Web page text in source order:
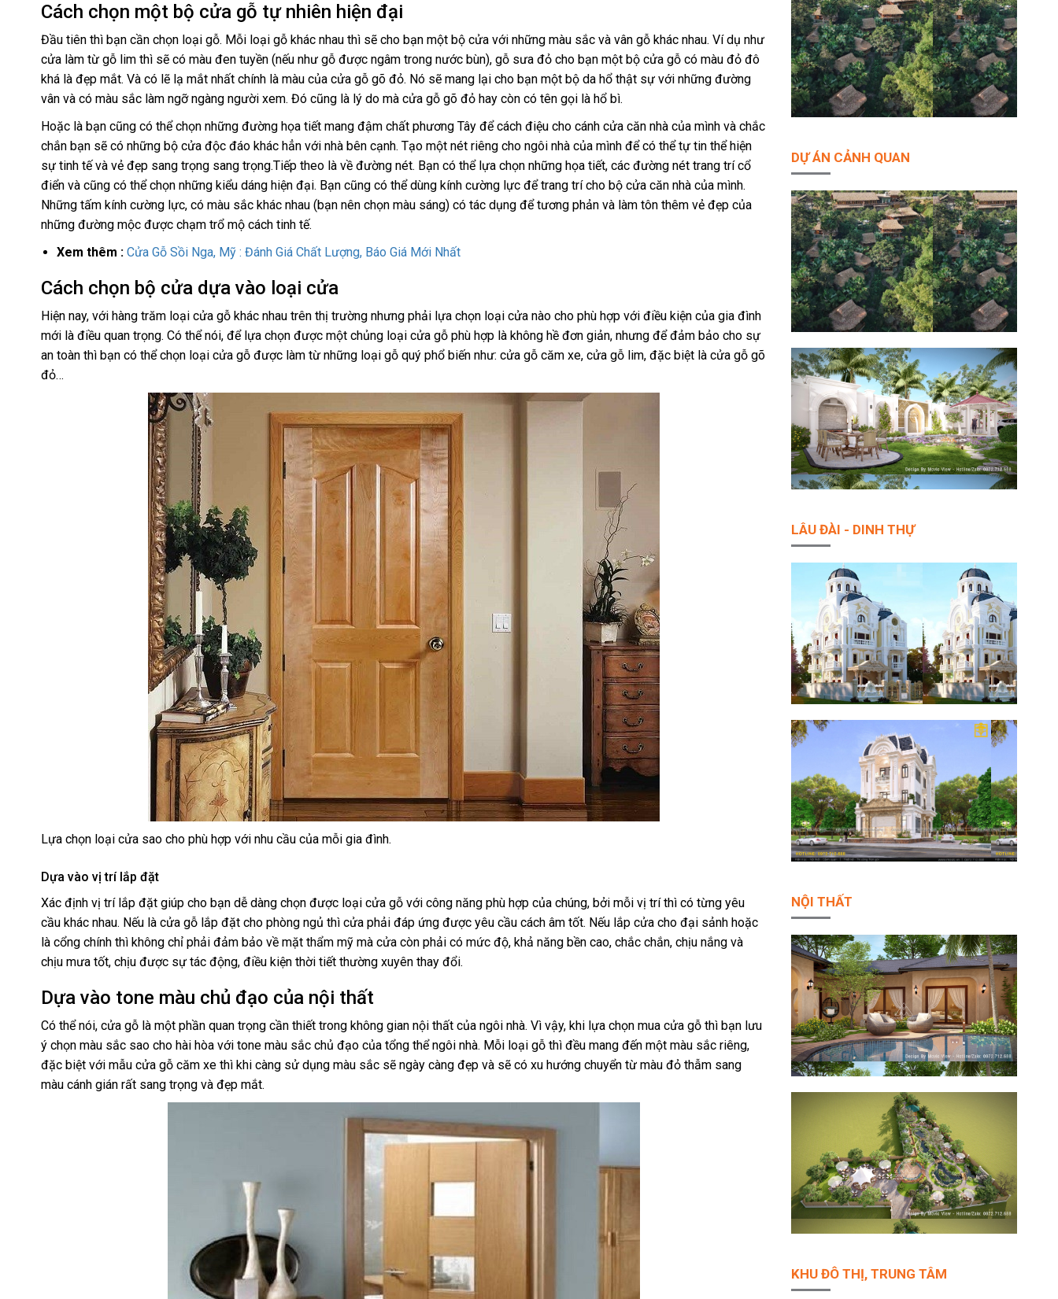
Cách chọn một bộ cửa gỗ tự nhiên hiện đại
Đầu tiên thì bạn cần chọn loại gỗ. Mỗi loại gỗ khác nhau thì sẽ cho bạn một bộ cửa với những màu sắc và vân gỗ khác nhau. Ví dụ như
cửa làm từ gỗ lim thì sẽ có màu đen tuyền (nếu như gỗ được ngâm trong nước bùn), gỗ sưa đỏ cho bạn một bộ cửa gỗ có màu đỏ đô
khá là đẹp mắt. Và có lẽ lạ mắt nhất chính là màu của cửa gỗ gõ đỏ. Nó sẽ mang lại cho bạn một bộ da hổ thật sự với những đường
vân và có màu sắc làm ngỡ ngàng người xem. Đó cũng là lý do mà cửa gỗ gõ đỏ hay còn có tên gọi là hổ bì.
Hoặc là bạn cũng có thể chọn những đường họa tiết mang đậm chất phương Tây để cách điệu cho cánh cửa căn nhà của mình và chắc
chắn bạn sẽ có những bộ cửa độc đáo khác hẳn với nhà bên cạnh. Tạo một nét riêng cho ngôi nhà của mình để có thể tự tin thể hiện
sự tinh tế và vẻ đẹp sang trọng sang trọng.Tiếp theo là về đường nét. Bạn có thể lựa chọn những họa tiết, các đường nét trang trí cổ
điển và cũng có thể chọn những kiểu dáng hiện đại. Bạn cũng có thể dùng kính cường lực để trang trí cho bộ cửa căn nhà của mình.
Những tấm kính cường lực, có màu sắc khác nhau (bạn nên chọn màu sáng) có tác dụng để tương phản và làm tôn thêm vẻ đẹp của
những đường mộc được chạm trổ mộ cách tinh tế.
Xem thêm : Cửa Gỗ Sồi Nga, Mỹ : Đánh Giá Chất Lượng, Báo Giá Mới Nhất
Cách chọn bộ cửa dựa vào loại cửa
Hiện nay, với hàng trăm loại cửa gỗ khác nhau trên thị trường nhưng phải lựa chọn loại cửa nào cho phù hợp với điều kiện của gia đình
mới là điều quan trọng. Có thể nói, để lựa chọn được một chủng loại cửa gỗ phù hợp là không hề đơn giản, nhưng để đảm bảo cho sự
an toàn thì bạn có thể chọn loại cửa gỗ được làm từ những loại gỗ quý phổ biến như: cửa gỗ căm xe, cửa gỗ lim, đặc biệt là cửa gỗ gõ
đỏ…
Lựa chọn loại cửa sao cho phù hợp với nhu cầu của mỗi gia đình.
Dựa vào vị trí lắp đặt
Xác định vị trí lắp đặt giúp cho bạn dễ dàng chọn được loại cửa gỗ với công năng phù hợp của chúng, bởi mỗi vị trí thì có từng yêu
cầu khác nhau. Nếu là cửa gỗ lắp đặt cho phòng ngủ thì cửa phải đáp ứng được yêu cầu cách âm tốt. Nếu lắp cửa cho đại sảnh hoặc
là cổng chính thì không chỉ phải đảm bảo về mặt thẩm mỹ mà cửa còn phải có mức độ, khả năng bền cao, chắc chắn, chịu nắng và
chịu mưa tốt, chịu được sự tác động, điều kiện thời tiết thường xuyên thay đổi.
Dựa vào tone màu chủ đạo của nội thất
Có thể nói, cửa gỗ là một phần quan trọng cần thiết trong không gian nội thất của ngôi nhà. Vì vậy, khi lựa chọn mua cửa gỗ thì bạn lưu
ý chọn màu sắc sao cho hài hòa với tone màu sắc chủ đạo của tổng thể ngôi nhà. Mỗi loại gỗ thì đều mang đến một màu sắc riêng,
đặc biệt với mẫu cửa gỗ căm xe thì khi càng sử dụng màu sắc sẽ ngày càng đẹp và sẽ có xu hướng chuyển từ màu đỏ thẫm sang
màu cánh gián rất sang trọng và đẹp mắt.
DỰ ÁN CẢNH QUAN
LÂU ĐÀI - DINH THỰ
NỘI THẤT
KHU ĐÔ THỊ, TRUNG TÂM